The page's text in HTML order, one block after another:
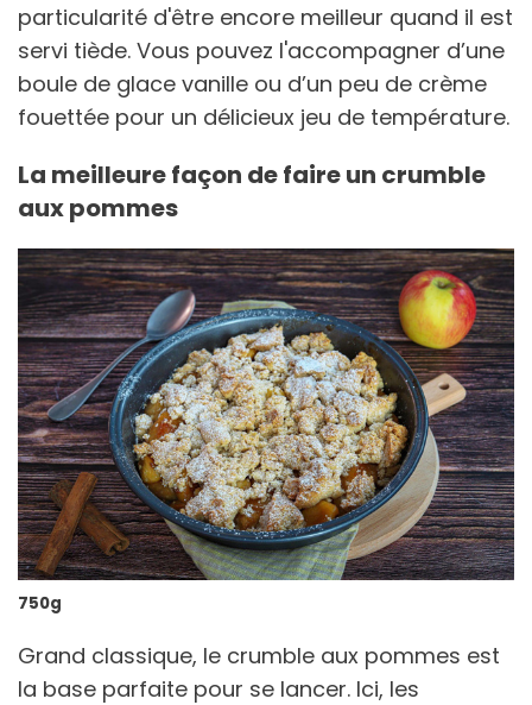
particularité d'être encore meilleur quand il est
servi tiède. Vous pouvez l'accompagner d’une
boule de glace vanille ou d’un peu de crème
fouettée pour un délicieux jeu de température.
La meilleure façon de faire un crumble
aux pommes
750g
Grand classique, le crumble aux pommes est
la base parfaite pour se lancer. Ici, les